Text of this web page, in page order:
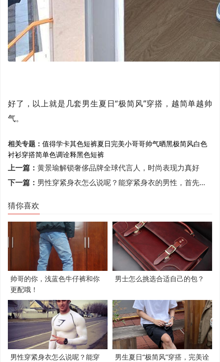
好了，以上就是几套男生夏日“极简风”穿搭，越简单越帅
气。
相关专题： 值得学卡其色短裤夏日完美小哥哥帅气晒黑极简风白色
衬衫穿搭简单色调诠释黑色短裤
上一篇： 黄景瑜解锁奢侈品牌全球代言人，时尚表现力真好
下一篇： 男性穿紧身衣怎么说呢？能穿紧身衣的男性，首先能满足这4个条件
猜你喜欢
帅哥的你，浅蓝色牛仔裤和你
更配哦！
男士怎么挑选合适自己的包？
男性穿紧身衣怎么说呢？能穿
男生夏日“极简风”穿搭，完美诠